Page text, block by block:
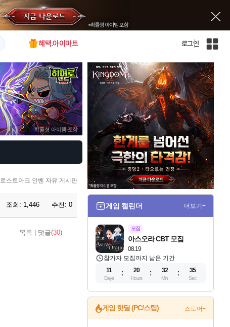
혜택.아이마트 로그인
인
전
체
사
이
트
맵
로스트아크 인벤 자유 게시판
조회: 1,446 추천: 0
목록 댓글(30)
게임 캘린더 더보기+
모집
08.19
아스오라 CBT 모집
참가자 모집까지 남은 기간
11
Days
20
Hours
32
Min
33
Sec
게임 핫딜 (PC/스팀) 스토어+